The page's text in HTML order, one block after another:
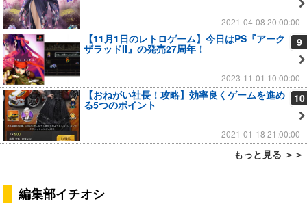
2021-04-08 20:00:00
9
【11月1日のレトロゲーム】今日はPS『アーク
ザラッドII』の発売27周年！
2023-11-01 10:00:00
10
【おねがい社長！攻略】効率良くゲームを進め
る5つのポイント
2021-01-18 21:00:00
もっと見る ＞＞
編集部イチオシ